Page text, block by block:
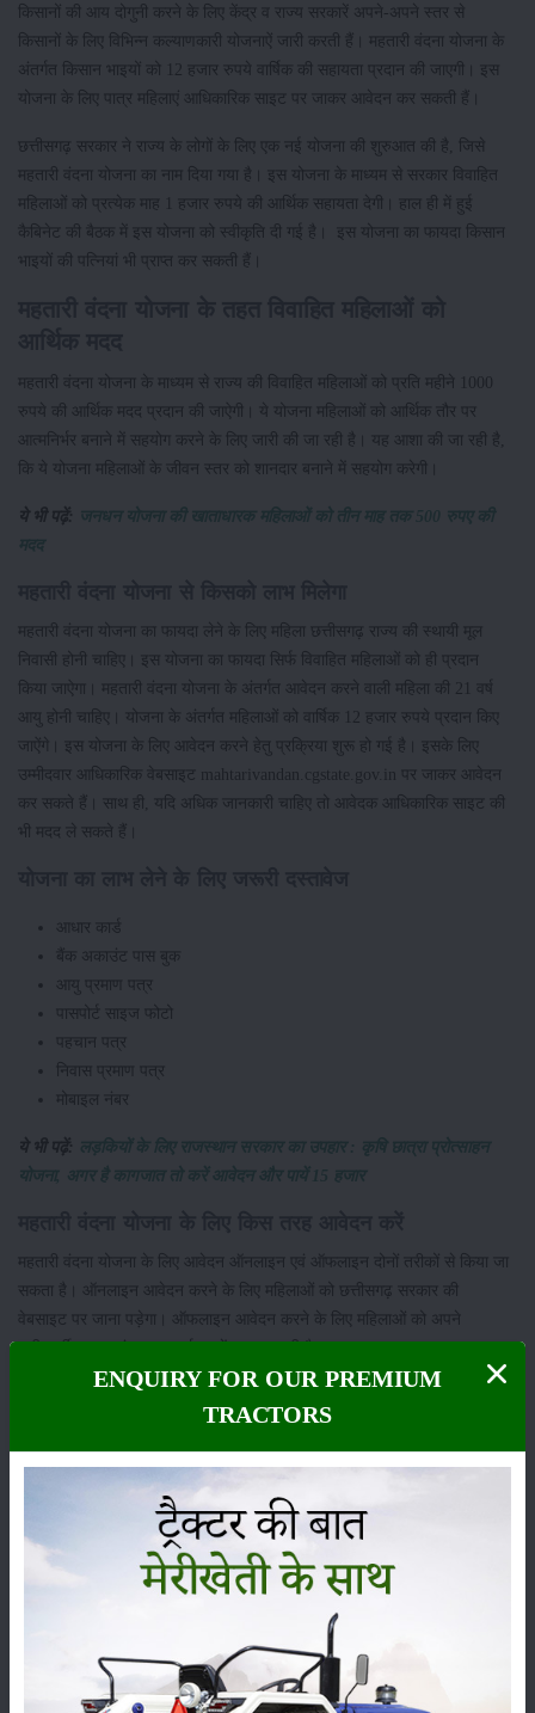
किसानों की आय दोगुनी करने के लिए केंद्र व राज्य सरकारें अपने-अपने स्तर से
किसानों के लिए विभिन्न कल्याणकारी योजनाऐं जारी करती हैं। महतारी वंदना योजना के
अंतर्गत किसान भाइयों को 12 हजार रुपये वार्षिक की सहायता प्रदान की जाएगी। इस
योजना के लिए पात्र महिलाएं आधिकारिक साइट पर जाकर आवेदन कर सकती हैं।
छत्तीसगढ़ सरकार ने राज्य के लोगों के लिए एक नई योजना की शुरुआत की है, जिसे
महतारी वंदना योजना का नाम दिया गया है। इस योजना के माध्यम से सरकार विवाहित
महिलाओं को प्रत्येक माह 1 हजार रुपये की आर्थिक सहायता देगी। हाल ही में हुई
कैबिनेट की बैठक में इस योजना को स्वीकृति दी गई है। इस योजना का फायदा किसान
भाइयों की पत्नियां भी प्राप्त कर सकती हैं।
महतारी वंदना योजना के माध्यम से राज्य की विवाहित महिलाओं को प्रति महीने 1000
रुपये की आर्थिक मदद प्रदान की जाऐगी। ये योजना महिलाओं को आर्थिक तौर पर
आत्मनिर्भर बनाने में सहयोग करने के लिए जारी की जा रही है। यह आशा की जा रही है,
कि ये योजना महिलाओं के जीवन स्तर को शानदार बनाने में सहयोग करेगी।
ये भी पढ़ें: जनधन योजना की खाताधारक महिलाओं को तीन माह तक 500 रुपए की
मदद
महतारी वंदना योजना का फायदा लेने के लिए महिला छत्तीसगढ़ राज्य की स्थायी मूल
निवासी होनी चाहिए। इस योजना का फायदा सिर्फ विवाहित महिलाओं को ही प्रदान
किया जाऐगा। महतारी वंदना योजना के अंतर्गत आवेदन करने वाली महिला की 21 वर्ष
आयु होनी चाहिए। योजना के अंतर्गत महिलाओं को वार्षिक 12 हजार रुपये प्रदान किए
जाऐंगे। इस योजना के लिए आवेदन करने हेतु प्रक्रिया शुरू हो गई है। इसके लिए
उम्मीदवार आधिकारिक वेबसाइट mahtarivandan.cgstate.gov.in पर जाकर आवेदन
कर सकते हैं। साथ ही, यदि अधिक जानकारी चाहिए तो आवेदक आधिकारिक साइट की
भी मदद ले सकते हैं।
आधार कार्ड
बैंक अकाउंट पास बुक
आयु प्रमाण पत्र
पासपोर्ट साइज फोटो
पहचान पत्र
निवास प्रमाण पत्र
मोबाइल नंबर
ये भी पढ़ें: लड़कियों के लिए राजस्थान सरकार का उपहार : कृषि छात्रा प्रोत्साहन
योजना, अगर है कागजात तो करें आवेदन और पायें 15 हजार
महतारी वंदना योजना के लिए आवेदन ऑनलाइन एवं ऑफलाइन दोनों तरीकों से किया जा
सकता है। ऑनलाइन आवेदन करने के लिए महिलाओं को छत्तीसगढ़ सरकार की
वेबसाइट पर जाना पड़ेगा। ऑफलाइन आवेदन करने के लिए महिलाओं को अपने
समीपवर्ती जनपद पंचायत कार्यालय में जाना जरूरी है।
कीटनाशक पशुपालन
ENQUIRY FOR OUR PREMIUM
TRACTORS